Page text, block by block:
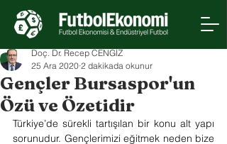
Gençler Bursaspor'un
Özü ve Özetidir
Doç. Dr. Recep CENGİZ
25 Ara 2020 2 dakikada okunur
Türkiye’de sürekli tartışılan bir konu alt yapı
sorunudur. Gençlerimizi eğitmek neden bize